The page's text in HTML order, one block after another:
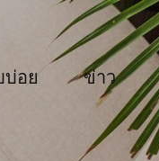
บ่อย ข่าว